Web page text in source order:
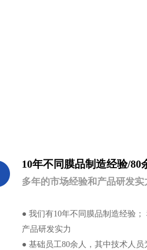
10年不同膜品制造经验/80
多年的市场经验和产品研发实
● 我们有10年不同膜品制造经验
产品研发实力
● 基础员工80余人，其中技术人